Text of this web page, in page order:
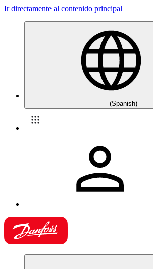
Ir directamente al contenido principal
(Spanish)